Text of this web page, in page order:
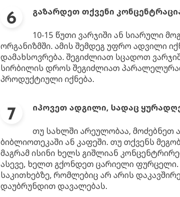
გაზარდეთ თქვენი
10-15 წუთი ვარჯიში ან სიარული
ორგანიზმში. ამის შემდეგ უფრო ადვილი
დამახსოვრება. შეგიძლიათ სცადოთ
სირბილის დროს შეგიძლიათ
პროდუქტიული იქნება.
იპოვეთ ადგილი, სადაც
თუ სახლში არეულობაა,
ბიბლიოთეკაში ან კაფეში. თუ თქვენს
მაგრამ ისინი ხელს გიშლიან
ასევე, ხელთ გქონდეთ ცარიელი
საკითხებზე, რომლებიც არ არის
დაუბრუნდით დავალებას.